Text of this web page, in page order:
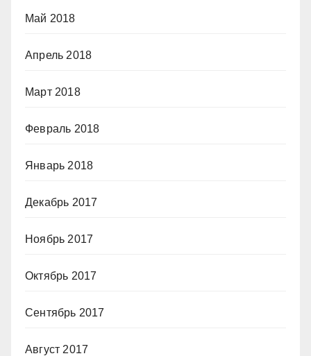
Май 2018
Апрель 2018
Март 2018
Февраль 2018
Январь 2018
Декабрь 2017
Ноябрь 2017
Октябрь 2017
Сентябрь 2017
Август 2017